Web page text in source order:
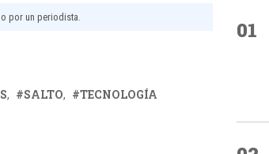
por un periodista.
SALTO TECNOLOGÍA
01